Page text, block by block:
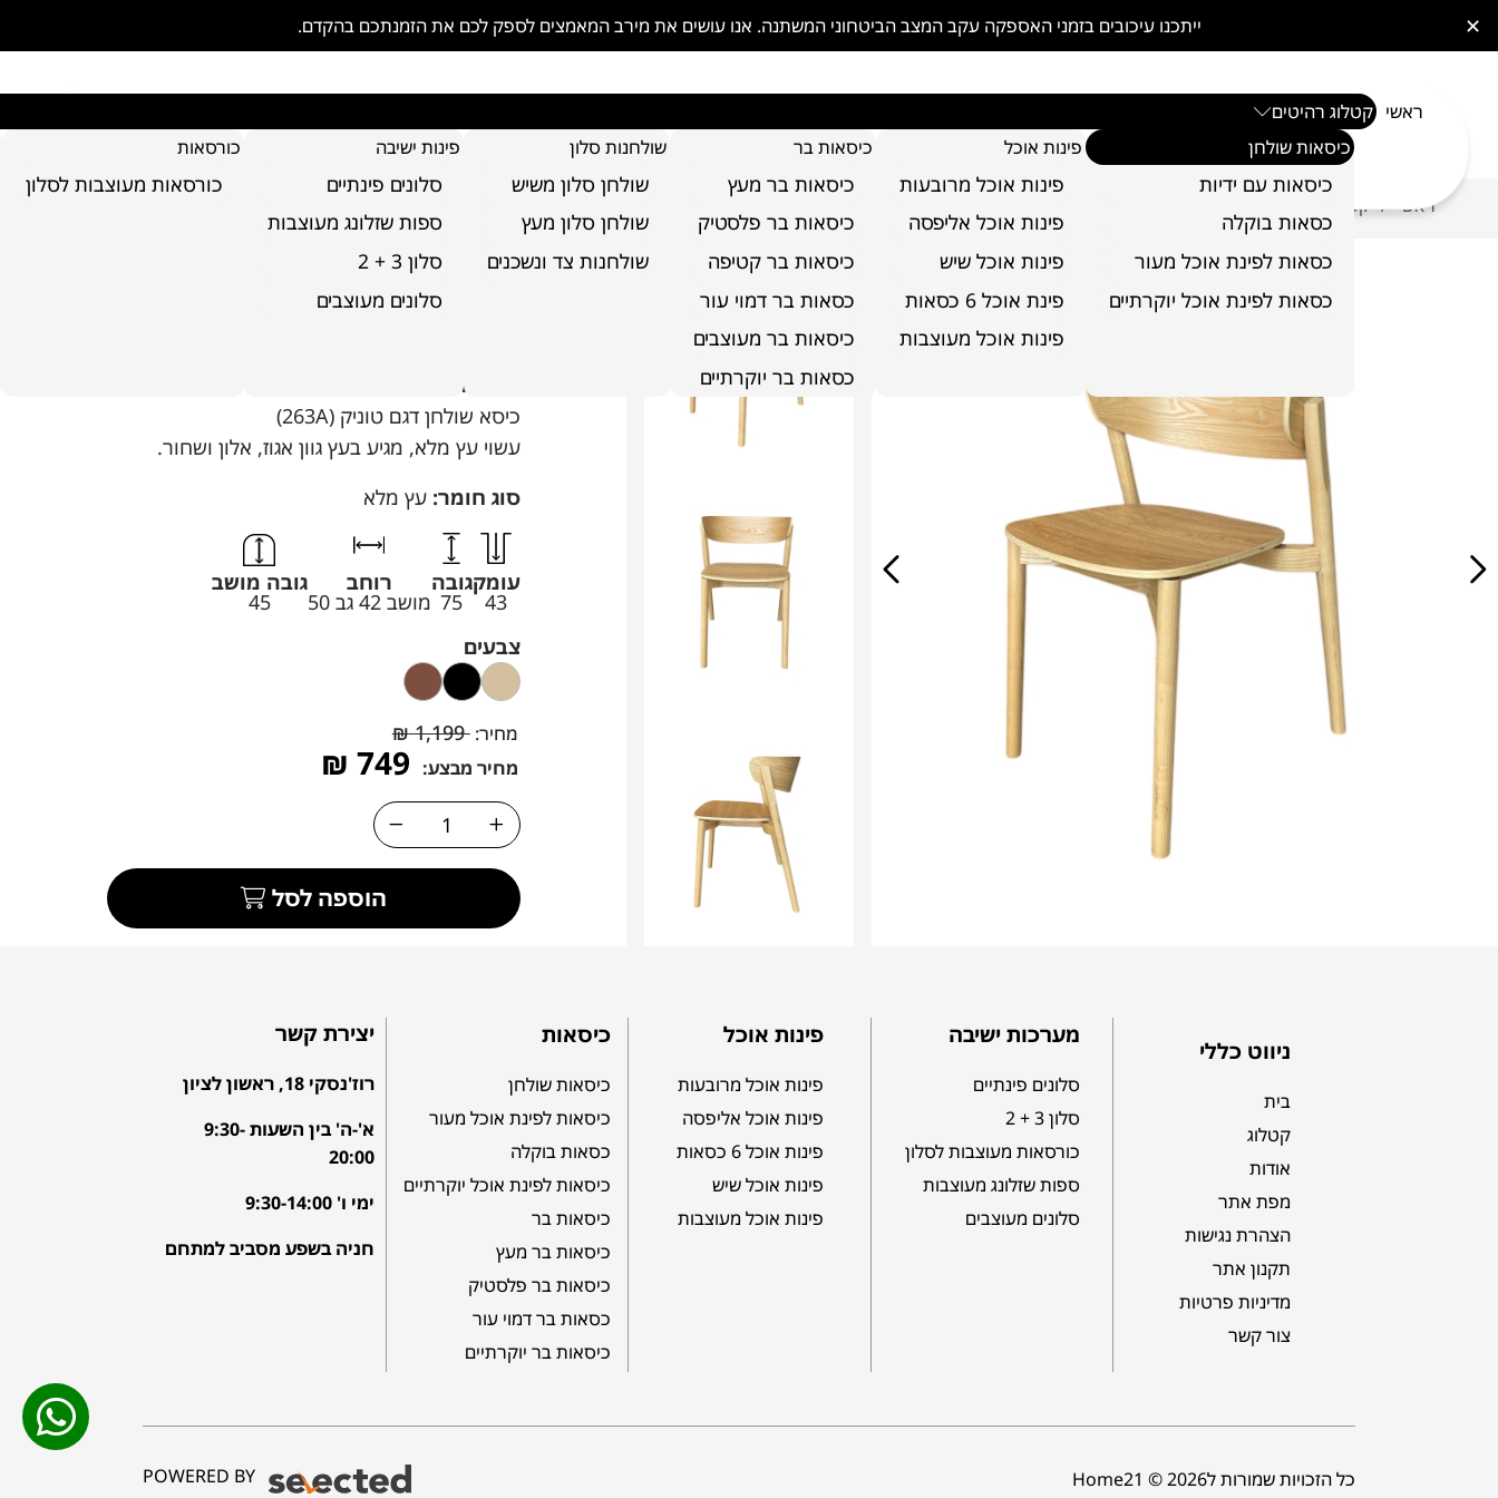
ייתכנו עיכובים בזמני האספקה עקב המצב הביטחוני המשתנה. אנו עושים את מירב המאמצים לספק לכם את הזמנתכם בהקדם. ✕
ראשי קטלוג רהיטים
כיסאות שולחן
כיסאות עם ידיות
כסאות בוקלה
כסאות לפינת אוכל מעור
כסאות לפינת אוכל יוקרתיים
פינות אוכל
פינות אוכל מרובעות
פינות אוכל אליפסה
פינות אוכל שיש
פינת אוכל 6 כסאות
פינות אוכל מעוצבות
כיסאות בר
כיסאות בר מעץ
כיסאות בר פלסטיק
כיסאות בר קטיפה
כסאות בר דמוי עור
כיסאות בר מעוצבים
כסאות בר יוקרתיים
שולחנות סלון
שולחן סלון משיש
שולחן סלון מעץ
שולחנות צד ונשכנים
פינות ישיבה
סלונים פינתיים
ספות שזלונג מעוצבות
סלון 3 + 2
סלונים מעוצבים
כורסאות
כורסאות מעוצבות לסלון
ראשי / קטלוג רהיטים
כיסא שולחן דגם טוניק
על המוצר
כיסא שולחן דגם טוניק (263A)
עשוי עץ מלא, מגיע בעץ גוון אגוז, אלון ושחור.
סוג חומר:עץ מלא
עומק
43
גובה
75
רוחב
מושב 42 גב 50
גובה מושב
45
צבעים
מחיר: 1,199
₪
מחיר מבצע: 749
₪
הוספה לסל
ניווט כללי
בית
קטלוג
אודות
מפת אתר
הצהרת נגישות
תקנון אתר
מדיניות פרטיות
צור קשר
מערכות ישיבה
סלונים פינתיים
סלון 3 + 2
כורסאות מעוצבות לסלון
ספות שזלונג מעוצבות
סלונים מעוצבים
פינות אוכל
פינות אוכל מרובעות
פינות אוכל אליפסה
פינות אוכל 6 כסאות
פינות אוכל שיש
פינות אוכל מעוצבות
כיסאות
כיסאות שולחן
כיסאות לפינת אוכל מעור
כסאות בוקלה
כיסאות לפינת אוכל יוקרתיים
כיסאות בר
כיסאות בר מעץ
כיסאות בר פלסטיק
כסאות בר דמוי עור
כיסאות בר יוקרתיים
יצירת קשר
רוז'נסקי 18, ראשון לציון
א'-ה' בין השעות 9:30-
20:00
ימי ו' 9:30-14:00
חניה בשפע מסביב למתחם
כל הזכויות שמורות לHome21 © 2026 POWERED BY